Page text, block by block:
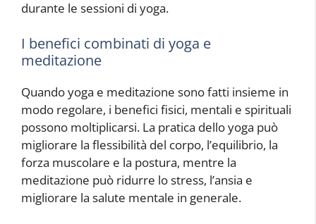
durante le sessioni di yoga.
I benefici combinati di yoga e
meditazione
Quando yoga e meditazione sono fatti insieme in
modo regolare, i benefici fisici, mentali e spirituali
possono moltiplicarsi. La pratica dello yoga può
migliorare la flessibilità del corpo, l’equilibrio, la
forza muscolare e la postura, mentre la
meditazione può ridurre lo stress, l’ansia e
migliorare la salute mentale in generale.